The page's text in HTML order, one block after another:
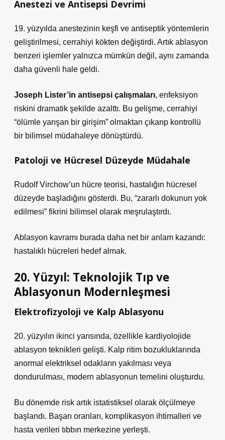
Anestezi ve Antisepsi Devrimi
19. yüzyılda anestezinin keşfi ve antiseptik yöntemlerin
geliştirilmesi, cerrahiyi kökten değiştirdi. Artık ablasyon
benzeri işlemler yalnızca mümkün değil, aynı zamanda
daha güvenli hale geldi.
Joseph Lister’in antisepsi çalışmaları, enfeksiyon
riskini dramatik şekilde azalttı. Bu gelişme, cerrahiyi
“ölümle yarışan bir girişim” olmaktan çıkarıp kontrollü
bir bilimsel müdahaleye dönüştürdü.
Patoloji ve Hücresel Düzeyde Müdahale
Rudolf Virchow’un hücre teorisi, hastalığın hücresel
düzeyde başladığını gösterdi. Bu, “zararlı dokunun yok
edilmesi” fikrini bilimsel olarak meşrulaştırdı.
Ablasyon kavramı burada daha net bir anlam kazandı:
hastalıklı hücreleri hedef almak.
20. Yüzyıl: Teknolojik Tıp ve
Ablasyonun Modernleşmesi
Elektrofizyoloji ve Kalp Ablasyonu
20. yüzyılın ikinci yarısında, özellikle kardiyolojide
ablasyon teknikleri gelişti. Kalp ritim bozukluklarında
anormal elektriksel odakların yakılması veya
dondurulması, modern ablasyonun temelini oluşturdu.
Bu dönemde risk artık istatistiksel olarak ölçülmeye
başlandı. Başarı oranları, komplikasyon ihtimalleri ve
hasta verileri tıbbın merkezine yerleşti.